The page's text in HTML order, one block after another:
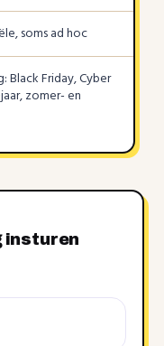
soms ad hoc
Friday, Cyber
zomer- en
insturen